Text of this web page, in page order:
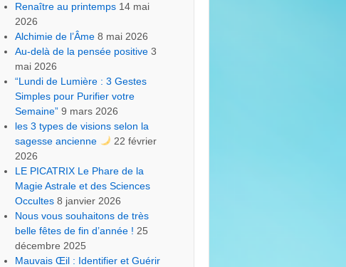
Renaître au printemps 14 mai
2026
Alchimie de l’Âme 8 mai 2026
Au-delà de la pensée positive 3
mai 2026
“Lundi de Lumière : 3 Gestes
Simples pour Purifier votre
Semaine” 9 mars 2026
les 3 types de visions selon la
sagesse ancienne
22 février
2026
LE PICATRIX Le Phare de la
Magie Astrale et des Sciences
Occultes 8 janvier 2026
Nous vous souhaitons de très
belle fêtes de fin d’année ! 25
décembre 2025
Mauvais Œil : Identifier et Guérir